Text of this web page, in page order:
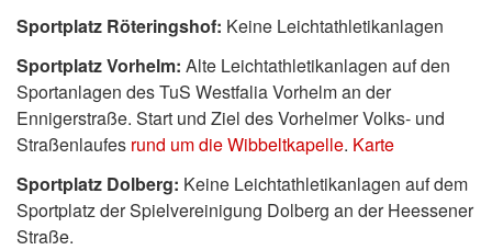
Sportplatz Röteringshof: Keine Leichtathletikanlagen
Sportplatz Vorhelm: Alte Leichtathletikanlagen auf den
Sportanlagen des TuS Westfalia Vorhelm an der
Ennigerstraße. Start und Ziel des Vorhelmer Volks- und
Straßenlaufes rund um die Wibbeltkapelle. Karte
Sportplatz Dolberg: Keine Leichtathletikanlagen auf dem
Sportplatz der Spielvereinigung Dolberg an der Heessener
Straße.